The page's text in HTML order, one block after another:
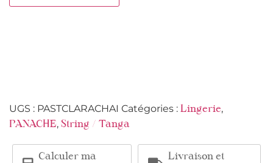
UGS : PASTCLARACHAI Catégories : Lingerie,
PANACHE, String / Tanga
Calculer ma
Livraison et